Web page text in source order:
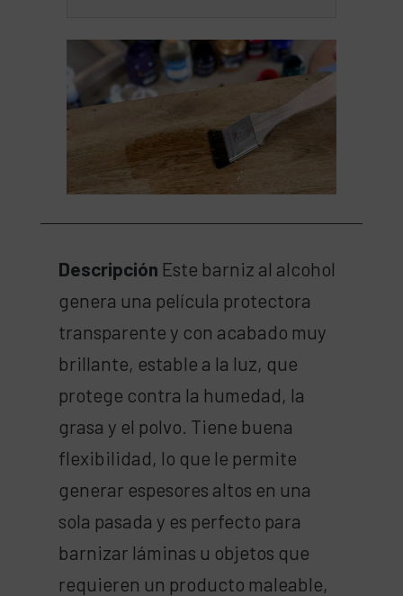
Descripción Este barniz al alcohol
genera una película protectora
transparente y con acabado muy
brillante, estable a la luz, que
protege contra la humedad, la
grasa y el polvo. Tiene buena
flexibilidad, lo que le permite
generar espesores altos en una
sola pasada y es perfecto para
barnizar láminas u objetos que
requieren un producto maleable,